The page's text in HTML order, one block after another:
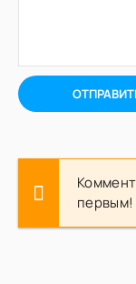
первым!